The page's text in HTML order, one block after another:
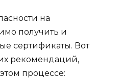
на
получить и
сертификаты. Вот
рекомендаций,
процессе: